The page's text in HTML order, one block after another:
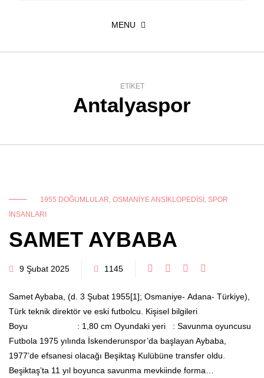
MENU
ETIKET
Antalyaspor
1955 DOĞUMLULAR, OSMANIYE ANSIKLOPEDISI , SPOR
INSANLARI
SAMET AYBABA
9 Şubat 2025 1145
Samet Aybaba, (d. 3 Şubat 1955[1]; Osmaniye- Adana- Türkiye),
Türk teknik direktör ve eski futbolcu. Kişisel bilgileri
Boyu : 1,80 cm Oyundaki yeri : Savunma oyuncusu
Futbola 1975 yılında İskenderunspor’da başlayan Aybaba,
1977’de efsanesi olacağı Beşiktaş Kulübüne transfer oldu.
Beşiktaş’ta 11 yıl boyunca savunma mevkiinde forma…